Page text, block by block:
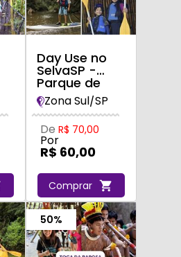
Day Use no
SelvaSP -
Parque de
Aventuras
Zona Sul/SP
De R$ 70,00
Por
R$ 60,00
Comprar
50%